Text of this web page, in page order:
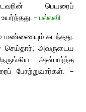
பெயரைப்
– பல்லவி
மண்ணையும் கடந்தது.
அவருடைய
அன்பார்ந்த
போற்றுவார்கள். –